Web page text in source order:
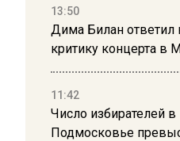
13:50
Дима Билан ответил
критику концерта в
11:42
Число избирателей в
Подмосковье